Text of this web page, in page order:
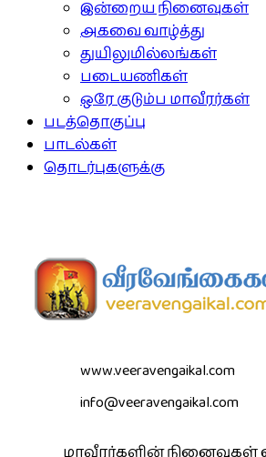
இன்றைய நினைவுகள்
அகவை வாழ்த்து
துயிலுமில்லங்கள்
படையணிகள்
ஒரே குடும்ப மாவீரர்கள்
படத்தொகுப்பு
பாடல்கள்
தொடர்புகளுக்கு
www.veeravengaikal.com
info@veeravengaikal.com